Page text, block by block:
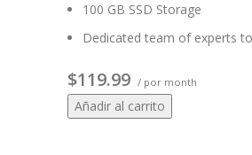
100 GB SSD Storage
Dedicated team of experts
$119.99 / por month
Añadir al carrito